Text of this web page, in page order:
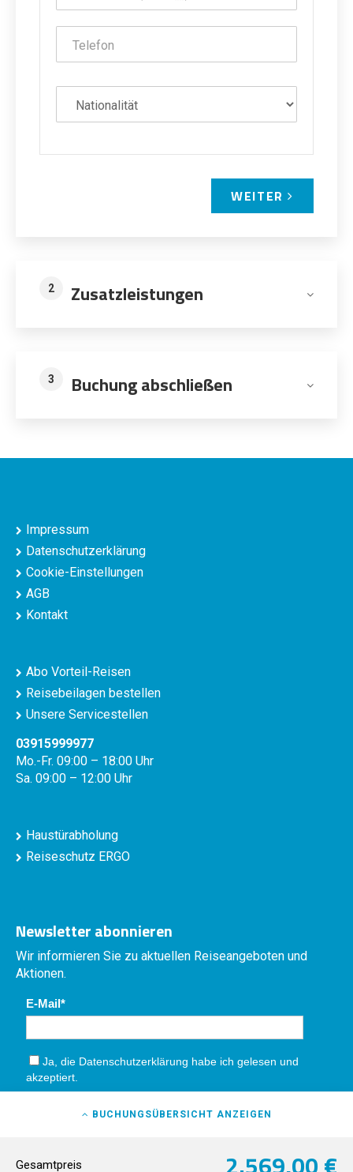
BUCHUNGSÜBERSICHT ANZEIGEN
Gesamtpreis
WEITER
2 Zusatzleistungen
3 Buchung abschließen
Impressum
Datenschutzerklärung
Cookie-Einstellungen
AGB
Kontakt
Abo Vorteil-Reisen
Reisebeilagen bestellen
Unsere Servicestellen
03915999977
Mo.-Fr. 09:00 – 18:00 Uhr
Sa. 09:00 – 12:00 Uhr
Haustürabholung
Reiseschutz ERGO
Newsletter abonnieren
Wir informieren Sie zu aktuellen Reiseangeboten und
Aktionen.
E-Mail
Ja, die Datenschutzerklärung habe ich gelesen und
akzeptiert.
Absenden